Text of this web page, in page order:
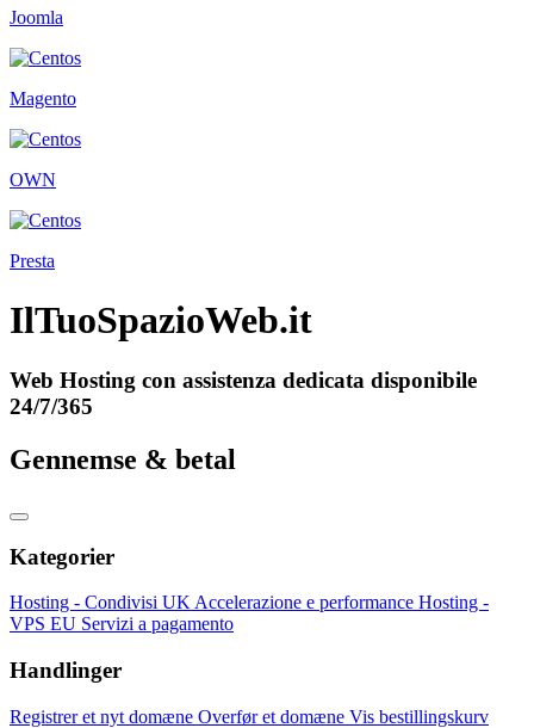
Joomla
Magento
OWN
Presta
IlTuoSpazioWeb.it
Web Hosting con assistenza dedicata disponibile
24/7/365
Gennemse & betal
Kategorier
Hosting - Condivisi UK Accelerazione e performance Hosting -
VPS EU Servizi a pagamento
Handlinger
Registrer et nyt domæne Overfør et domæne Vis bestillingskurv